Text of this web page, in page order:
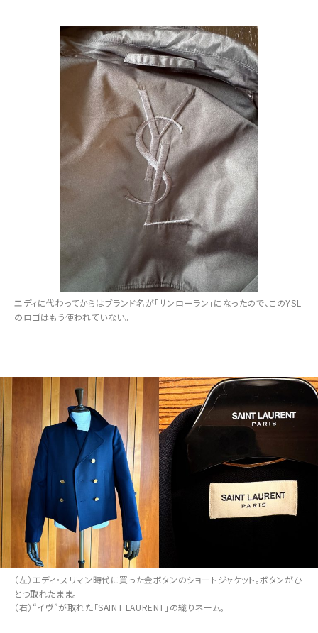
エディに代わってからはブランド名が「サンローラン」になったので、このYSL
のロゴはもう使われていない。
（左）エディ・スリマン時代に買った金ボタンのショートジャケット。ボタンがひ
とつ取れたまま。
（右）“イヴ”が取れた「SAINT LAURENT」の織りネーム。